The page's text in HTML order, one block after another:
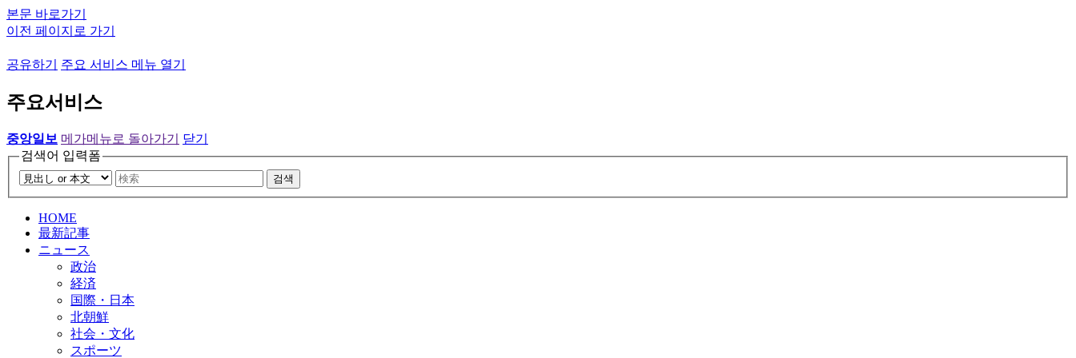
본문 바로가기
이전 페이지로 가기
공유하기 주요 서비스 메뉴 열기
주요서비스
중앙일보 메가메뉴로 돌아가기
닫기
검색어 입력폼
검색
HOME
最新記事
ニュース
政治
経済
国際・日本
北朝鮮
社会・文化
スポーツ